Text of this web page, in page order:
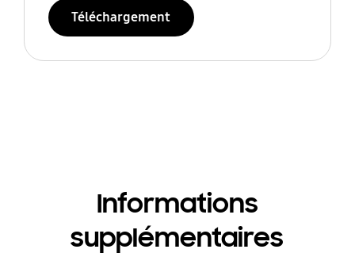
Téléchargement
Informations
supplémentaires